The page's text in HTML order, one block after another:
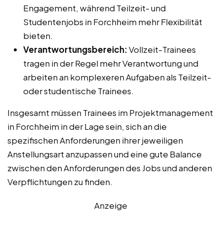
Engagement, während Teilzeit- und
Studentenjobs in Forchheim mehr Flexibilität
bieten.
Verantwortungsbereich:Vollzeit-Trainees
tragen in der Regel mehr Verantwortung und
arbeiten an komplexeren Aufgaben als Teilzeit-
oder studentische Trainees.
Insgesamt müssen Trainees im Projektmanagement
in Forchheim in der Lage sein, sich an die
spezifischen Anforderungen ihrer jeweiligen
Anstellungsart anzupassen und eine gute Balance
zwischen den Anforderungen des Jobs und anderen
Verpflichtungen zu finden.
Anzeige